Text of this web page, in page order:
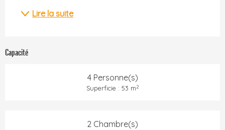
Lire la suite
Capacité
4 Personne(s)
Superficie : 53 m2
2 Chambre(s)